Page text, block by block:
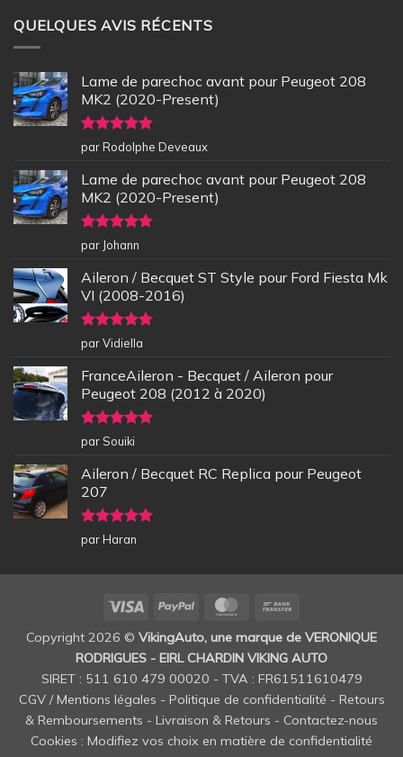
QUELQUES AVIS RÉCENTS
Lame de parechoc avant pour Peugeot 208
MK2 (2020-Present)
Note5sur
5
par Rodolphe Deveaux
Lame de parechoc avant pour Peugeot 208
MK2 (2020-Present)
Note5sur
5
par Johann
Aileron / Becquet ST Style pour Ford Fiesta Mk
VI (2008-2016)
Note5sur
5
par Vidiella
FranceAileron - Becquet / Aileron pour
Peugeot 208 (2012 à 2020)
Note5sur
5
par Souiki
Aileron / Becquet RC Replica pour Peugeot
207
Note5sur
5
par Haran
Visa PayPal MasterCard
Copyright 2026 © VikingAuto, une marque de VERONIQUE
RODRIGUES - EIRL CHARDIN VIKING AUTO
SIRET : 511 610 479 00020 - TVA : FR61511610479
CGV / Mentions légales - Politique de confidentialité - Retours
& Remboursements - Livraison & Retours - Contactez-nous
Cookies : Modifiez vos choix en matière de confidentialité